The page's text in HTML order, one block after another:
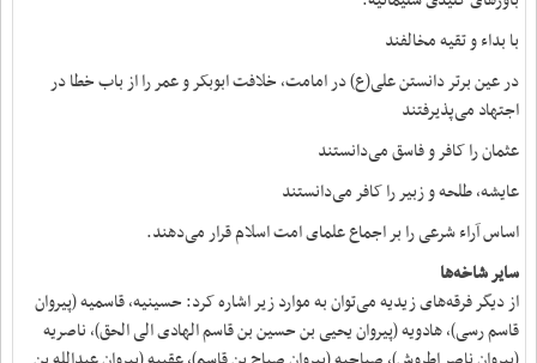
با بداء و تقیه مخالفند
در عین برتر دانستن علی(ع) در امامت، خلافت ابوبکر و عمر را از باب خطا در
اجتهاد می‌پذیرفتند
عثمان را کافر و فاسق می‌دانستند
عایشه، طلحه و زبیر را کافر می‌دانستند
اساس آراء شرعی را بر اجماع علمای امت اسلام قرار می‌دهند.
سایر شاخه‌ها
از دیگر فرقه‌های زیدیه می‌توان به موارد زیر اشاره کرد: حسینیه، قاسمیه (پیروان
قاسم رسی)، هادویه (پیروان یحیی بن حسین بن قاسم الهادی الی الحق)، ناصریه